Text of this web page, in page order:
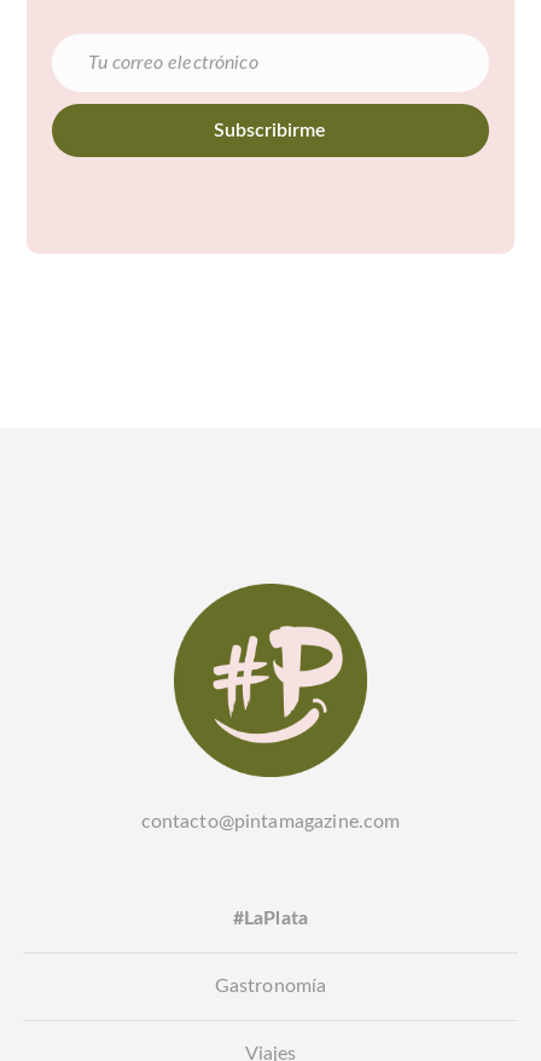
contacto@pintamagazine.com
#LaPlata
Gastronomía
Viajes